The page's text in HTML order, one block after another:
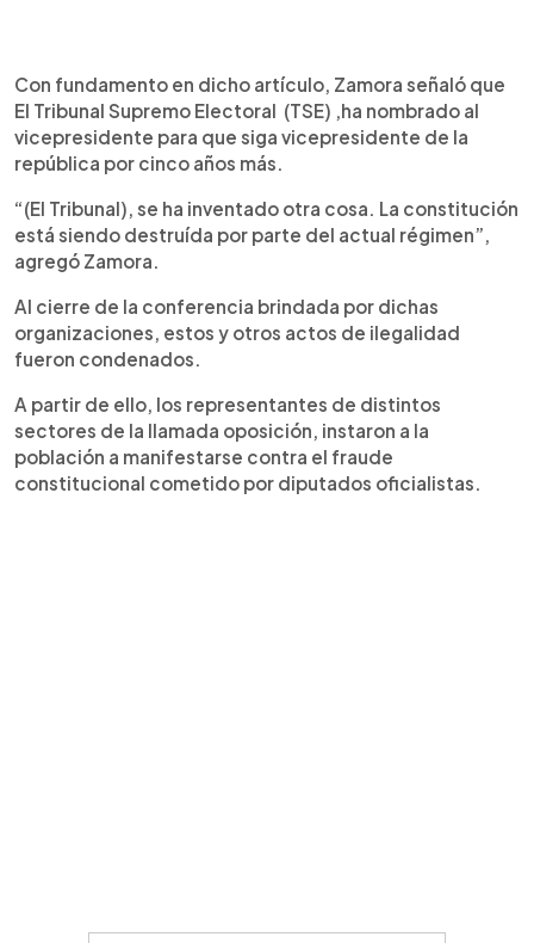
Con fundamento en dicho artículo, Zamora señaló que
El Tribunal Supremo Electoral (TSE) ,ha nombrado al
vicepresidente para que siga vicepresidente de la
república por cinco años más.
“(El Tribunal), se ha inventado otra cosa. La constitución
está siendo destruída por parte del actual régimen”,
agregó Zamora.
Al cierre de la conferencia brindada por dichas
organizaciones, estos y otros actos de ilegalidad
fueron condenados.
A partir de ello, los representantes de distintos
sectores de la llamada oposición, instaron a la
población a manifestarse contra el fraude
constitucional cometido por diputados oficialistas.